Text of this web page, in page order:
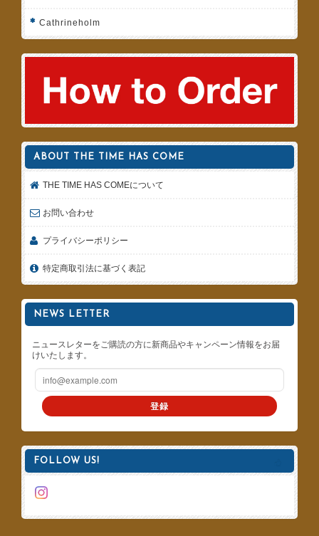
Cathrineholm
ABOUT THE TIME HAS COME
THE TIME HAS COMEについて
お問い合わせ
プライバシーポリシー
特定商取引法に基づく表記
NEWS LETTER
ニュースレターをご購読の方に新商品やキャンペーン情報をお届
けいたします。
登録
FOLLOW US!